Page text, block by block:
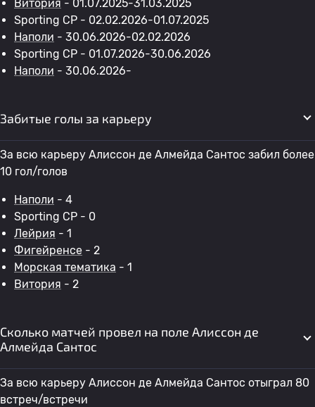
Витория - 01.07.2025-31.03.2025
Sporting CP - 02.02.2026-01.07.2025
Наполи - 30.06.2026-02.02.2026
Sporting CP - 01.07.2026-30.06.2026
Наполи - 30.06.2026-
Забитые голы за карьеру
За всю карьеру Алиссон де Алмейда Сантос забил более
10 гол/голов
Наполи - 4
Sporting CP - 0
Лейрия - 1
Фигейренсе - 2
Морская тематика - 1
Витория - 2
Сколько матчей провел на поле Алиссон де
Алмейда Сантос
За всю карьеру Алиссон де Алмейда Сантос отыграл 80
встреч/встречи